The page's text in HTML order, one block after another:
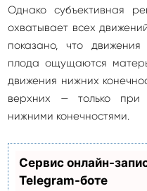
Однако субъективная
охватывает всех
показано, что
плода ощущаются
движения нижних
верхних — только при
нижними конечностями.
Сервис онлайн-
Telegram-боте